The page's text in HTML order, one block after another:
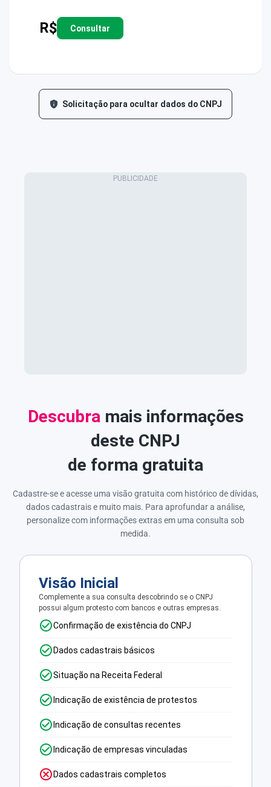
R$ Consultar
Solicitação para ocultar dados do CNPJ
Descubramais informações
deste CNPJ
de forma gratuita
Cadastre-se e acesse uma visão gratuita com histórico de dívidas,
dados cadastrais e muito mais. Para aprofundar a análise,
personalize com informações extras em uma consulta sob
medida.
Visão Inicial
Complemente a sua consulta descobrindo se o CNPJ
possui algum protesto com bancos e outras empresas.
Confirmação de existência do CNPJ
Dados cadastrais básicos
Situação na Receita Federal
Indicação de existência de protestos
Indicação de consultas recentes
Indicação de empresas vinculadas
Dados cadastrais completos